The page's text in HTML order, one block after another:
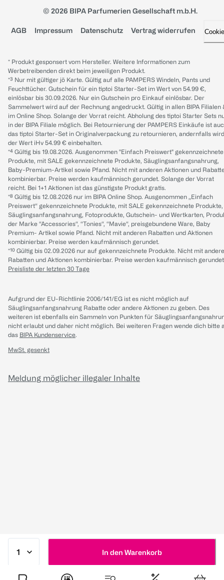
In den Warenkorb
© 2026 BIPA Parfumerien Gesellschaft m.b.H.
AGB Impressum Datenschutz Vertrag widerrufen
* Produkt gesponsert vom Hersteller. Weitere Informationen zum
Werbetreibenden direkt beim jeweiligen Produkt.
*³ Nur mit gültiger jö Karte. Gültig auf alle PAMPERS Windeln, Pants und
Feuchttücher. Gutschein für ein tiptoi Starter-Set im Wert von 54.99 €,
einlösbar bis 30.09.2026. Nur ein Gutschein pro Einkauf einlösbar. Der
Sammelwert wird auf der Rechnung angedruckt. Gültig in allen BIPA Filialen
im Online Shop. Solange der Vorrat reicht. Abholung des tiptoi Starter Sets
in der BIPA Filiale möglich. Bei Retournierung der PAMPERS Einkäufe ist
das tiptoi Starter-Set in Originalverpackung zu retournieren, andernfalls wird
der Wert iHv 54.99 € einbehalten.
*⁴ Gültig bis 19.08.2026. Ausgenommen "Einfach Preiswert" gekennzeichnete
Produkte, mit SALE gekennzeichnete Produkte, Säuglingsanfangsnahrung,
Baby-Premium-Artikel sowie Pfand. Nicht mit anderen Aktionen und
kombinierbar. Preise werden kaufmännisch gerundet. Solange der Vorrat
reicht. Bei 1+1 Aktionen ist das günstigste Produkt gratis.
*⁸ Gültig bis 12.08.2026 nur im BIPA Online Shop. Ausgenommen „Einfach
Preiswert“ gekennzeichnete Produkte, mit SALE gekennzeichnete Produkte,
Säuglingsanfangsnahrung, Fotoprodukte, Gutschein- und Wertkarten,
der Marke “Accessories“, “Tonies“, “Mavie“, preisgebundene Ware, Baby
Premium- Artikel sowie Pfand. Nicht mit anderen Rabatten und Aktionen
kombinierbar. Preise werden kaufmännisch gerundet.
*¹⁰ Gültig bis 02.09.2026 nur auf gekennzeichnete Produkte. Nicht mit
Rabatten und Aktionen kombinierbar. Preise werden kaufmännisch
Preisliste der letzten 30 Tage
Aufgrund der EU-Richtlinie 2006/141/EG ist es nicht möglich auf
Säuglingsanfangsnahrung Rabatte oder andere Aktionen zu geben. Des
weiteren ist ebenfalls ein Sammeln von Punkten für
nicht erlaubt und daher nicht möglich. Bei weiteren Fragen wende dich bitte
das BIPA Kundenservice.
MwSt. gesenkt
Meldung möglicher illegaler Inhalte